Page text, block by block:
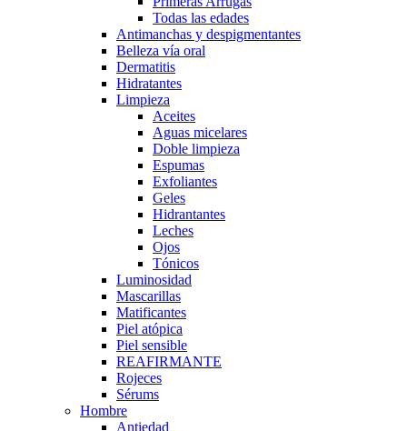
Todas las edades
Antimanchas y despigmentantes
Belleza vía oral
Dermatitis
Hidratantes
Limpieza
Aceites
Aguas micelares
Doble limpieza
Espumas
Exfoliantes
Geles
Hidrantantes
Leches
Ojos
Tónicos
Luminosidad
Mascarillas
Matificantes
Piel atópica
Piel sensible
REAFIRMANTE
Rojeces
Sérums
Hombre
Antiedad